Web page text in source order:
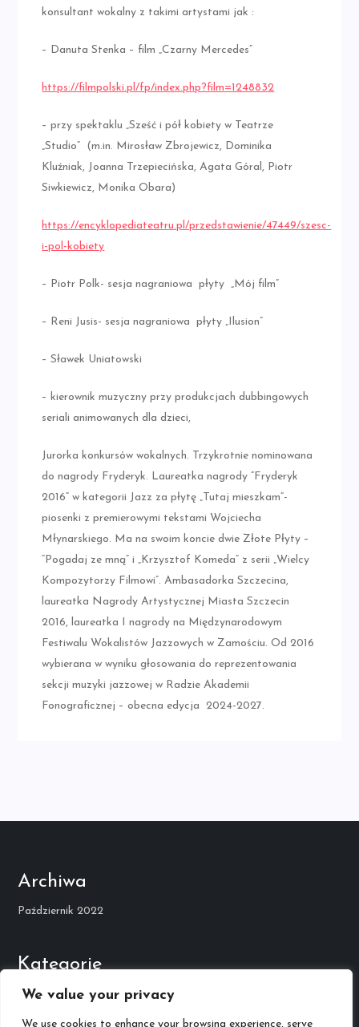
We value your privacy
We use cookies to enhance your browsing experience, serve
konsultant wokalny z takimi artystami jak :
– Danuta Stenka – film „Czarny Mercedes”
https://filmpolski.pl/fp/index.php?film=1248832
– przy spektaklu „Sześć i pół kobiety w Teatrze
„Studio” (m.in. Mirosław Zbrojewicz, Dominika
Kluźniak, Joanna Trzepiecińska, Agata Góral, Piotr
Siwkiewicz, Monika Obara)
https://encyklopediateatru.pl/przedstawienie/47449/szesc-
i-pol-kobiety
– Piotr Polk- sesja nagraniowa płyty „Mój film”
– Reni Jusis- sesja nagraniowa płyty „Ilusion”
– Sławek Uniatowski
– kierownik muzyczny przy produkcjach dubbingowych
seriali animowanych dla dzieci,
Jurorka konkursów wokalnych. Trzykrotnie nominowana
do nagrody Fryderyk. Laureatka nagrody “Fryderyk
2016” w kategorii Jazz za płytę „Tutaj mieszkam”-
piosenki z premierowymi tekstami Wojciecha
Młynarskiego. Ma na swoim koncie dwie Złote Płyty –
“Pogadaj ze mną” i „Krzysztof Komeda” z serii „Wielcy
Kompozytorzy Filmowi”. Ambasadorka Szczecina,
laureatka Nagrody Artystycznej Miasta Szczecin
2016, laureatka I nagrody na Międzynarodowym
Festiwalu Wokalistów Jazzowych w Zamościu. Od 2016
wybierana w wyniku głosowania do reprezentowania
sekcji muzyki jazzowej w Radzie Akademii
Fonograficznej – obecna edycja 2024-2027.
Archiwa
Październik 2022
Kategorie
Kariera Muzyczna